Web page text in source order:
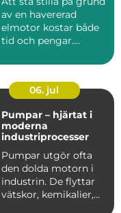
av en havererad
elmotor kostar både
tid och pengar.
trasig...
06. jul
Pumpar – hjärtat i
moderna
industriprocesser
Pumpar utgör ofta
den dolda motorn i
industrin. De flyttar
vätskor, kemikalier,